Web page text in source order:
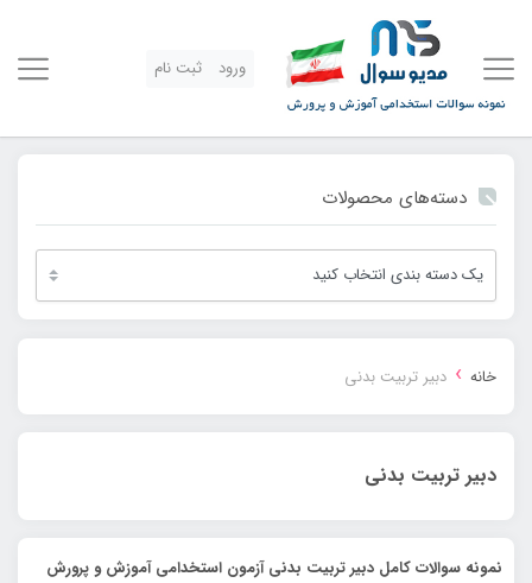
ورود ثبت نام
دسته‌های محصولات
خانه › دبیر تربیت بدنی
دبیر تربیت بدنی
نمونه سوالات کامل دبیر تربیت بدنی آزمون استخدامی آموزش و پرورش